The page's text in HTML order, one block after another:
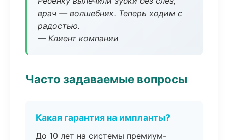
врач — волшебник. Теперь ходим с
радостью.
— Клиент компании
Часто задаваемые вопросы
Какая гарантия на импланты?
До 10 лет на системы премиум-